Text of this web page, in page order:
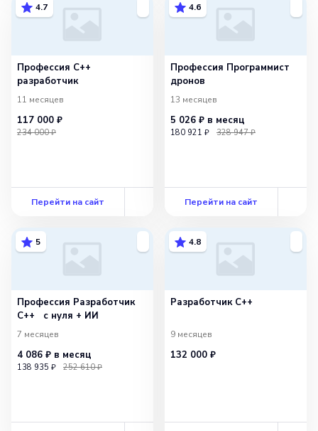
4.7
Профессия C++
разработчик
11 месяцев
117 000 ₽
234 000 ₽
Перейти на сайт
4.6
Профессия Программист
дронов
13 месяцев
5 026 ₽ в месяц
180 921 ₽ 328 947 ₽
Перейти на сайт
5
Профессия Разработчик
С++ с нуля + ИИ
7 месяцев
4 086 ₽ в месяц
138 935 ₽ 252 610 ₽
4.8
Разработчик C++
9 месяцев
132 000 ₽